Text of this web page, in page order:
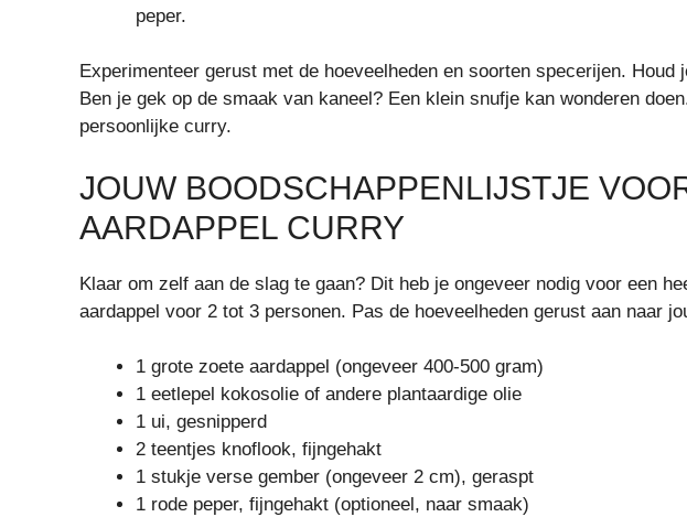
peper.
Experimenteer gerust met de hoeveelheden en soorten specerijen.
Ben je gek op de smaak van kaneel? Een klein snufje kan wonderen
persoonlijke curry.
JOUW BOODSCHAPPENLIJSTJE
AARDAPPEL CURRY
Klaar om zelf aan de slag te gaan? Dit heb je ongeveer nodig voor een
aardappel voor 2 tot 3 personen. Pas de hoeveelheden gerust aan naar
1 grote zoete aardappel (ongeveer 400-500 gram)
1 eetlepel kokosolie of andere plantaardige olie
1 ui, gesnipperd
2 teentjes knoflook, fijngehakt
1 stukje verse gember (ongeveer 2 cm), geraspt
1 rode peper, fijngehakt (optioneel, naar smaak)